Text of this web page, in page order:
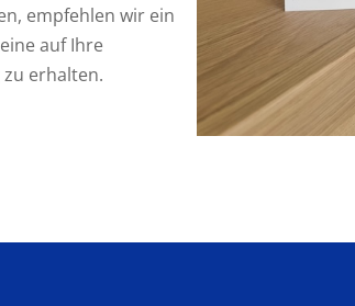
empfehlen wir ein
auf Ihre
erhalten.